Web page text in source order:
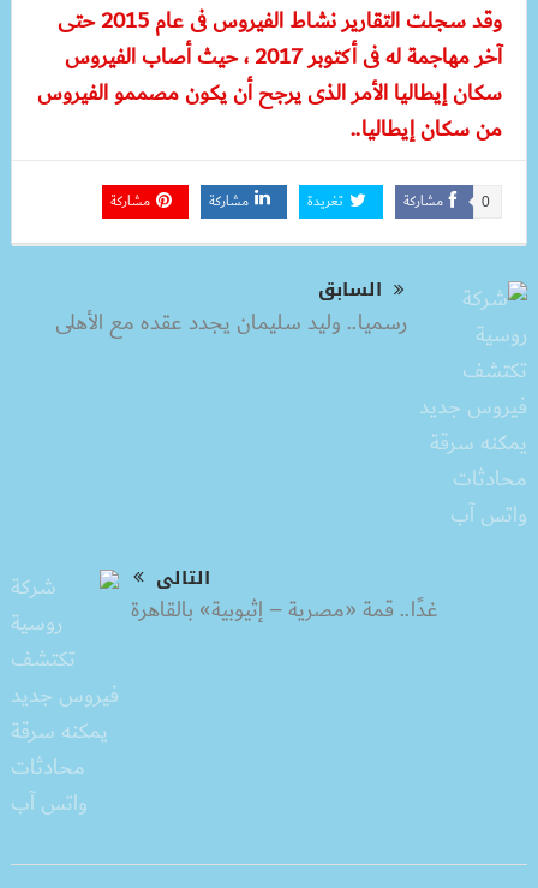
وقد سجلت التقارير نشاط الفيروس فى عام 2015 حتى
آخر مهاجمة له فى أكتوبر 2017 ، حيث أصاب الفيروس
سكان إيطاليا الأمر الذى يرجح أن يكون مصممو الفيروس
من سكان إيطاليا..
مشاركة 0 تغريدة مشاركة مشاركة
السابق
رسميا.. وليد سليمان يجدد عقده مع الأهلى
التالى
غدًا.. قمة «مصرية – إثيوبية» بالقاهرة